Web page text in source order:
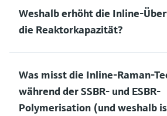
Weshalb erhöht die Inline-
die Reaktorkapazität?
Was misst die Inline-Raman-
während der SSBR- und ESBR-
Polymerisation (und weshalb